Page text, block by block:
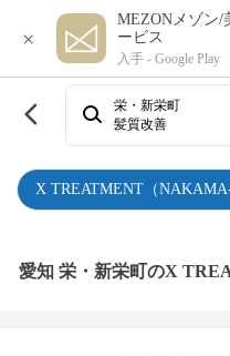
×
MEZONメゾン/
ービス
入手 - Google Play
X TREATMENT（NAKAMA-
栄・新栄町
髪質改善
愛知 栄・新栄町のX